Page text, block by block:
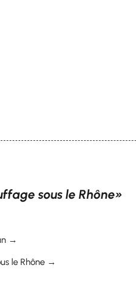
sous le Rhône»
→
le Rhône →